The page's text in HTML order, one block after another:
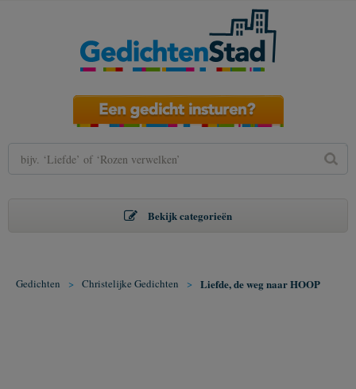
Bekijk categorieën
Gedichten > Christelijke Gedichten > Liefde, de weg naar HOOP